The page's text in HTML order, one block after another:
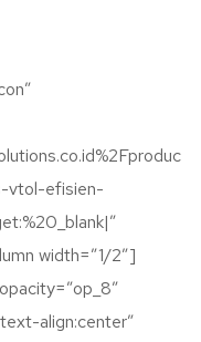
vtol-efisien-
width=”1/2″]
align:center”